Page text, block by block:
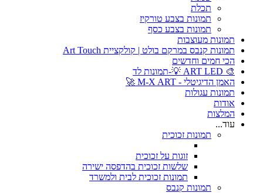
תכלת
תמונות בצבע טורקיז
תמונות בצבע כסף
תמונות מעוצבות
תמונות קנבס במרקם בולט | קולקציית Art Touch
הכי חמים וחדשים
🎨 ART LED 💡-תמונות לד
האמן הדיגיטלי - M-X ART 🚀
תמונות עגולות
אודות
המלצות
עוד...
תמונות זכוכית
זוגות על זכוכית
שלשות זכוכית בהדפסה ישירה
תמונות זכוכית לבית ולמשרד
תמונות קנבס